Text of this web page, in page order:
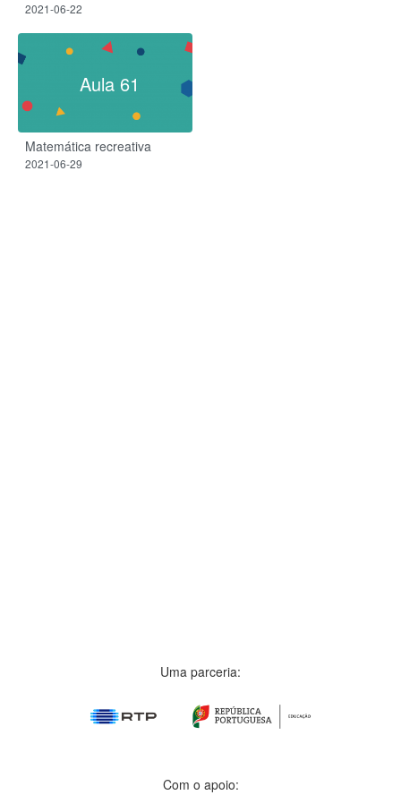
2021-06-22
Aula 61
Matemática recreativa
2021-06-29
Uma parceria:
Com o apoio: